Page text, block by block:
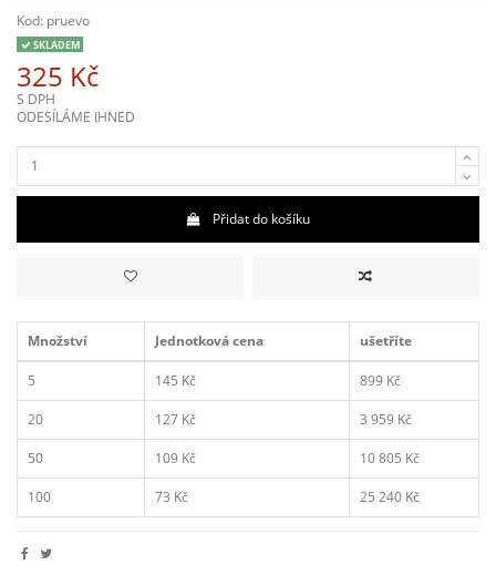
Kod: pruevo
SKLADEM
325 Kč
S DPH
ODESÍLÁME IHNED
Přidat do košíku
Množství Jednotková cena ušetříte
5 145 Kč 899 Kč
20 127 Kč 3 959 Kč
50 109 Kč 10 805 Kč
100 73 Kč 25 240 Kč